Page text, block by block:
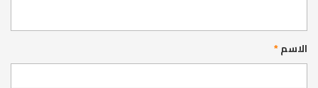
الاسم*